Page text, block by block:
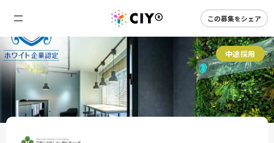
この募集をシェア
中途採用